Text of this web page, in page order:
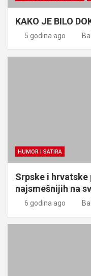
KAKO JE BILO
5 godina ago
HUMOR I SATIRA
Srpske i hrvatske
najsmešnijih na
6 godina ago